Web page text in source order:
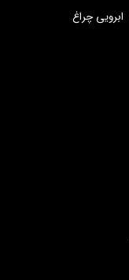
ابرویی چراغ